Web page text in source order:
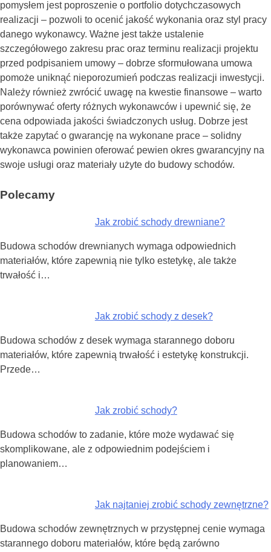
pomysłem jest poproszenie o portfolio dotychczasowych
realizacji – pozwoli to ocenić jakość wykonania oraz styl pracy
danego wykonawcy. Ważne jest także ustalenie
szczegółowego zakresu prac oraz terminu realizacji projektu
przed podpisaniem umowy – dobrze sformułowana umowa
pomoże uniknąć nieporozumień podczas realizacji inwestycji.
Należy również zwrócić uwagę na kwestie finansowe – warto
porównywać oferty różnych wykonawców i upewnić się, że
cena odpowiada jakości świadczonych usług. Dobrze jest
także zapytać o gwarancję na wykonane prace – solidny
wykonawca powinien oferować pewien okres gwarancyjny na
swoje usługi oraz materiały użyte do budowy schodów.
Polecamy
Jak zrobić schody drewniane?
Budowa schodów drewnianych wymaga odpowiednich
materiałów, które zapewnią nie tylko estetykę, ale także
trwałość i…
Jak zrobić schody z desek?
Budowa schodów z desek wymaga starannego doboru
materiałów, które zapewnią trwałość i estetykę konstrukcji.
Przede…
Jak zrobić schody?
Budowa schodów to zadanie, które może wydawać się
skomplikowane, ale z odpowiednim podejściem i
planowaniem…
Jak najtaniej zrobić schody zewnętrzne?
Budowa schodów zewnętrznych w przystępnej cenie wymaga
starannego doboru materiałów, które będą zarówno